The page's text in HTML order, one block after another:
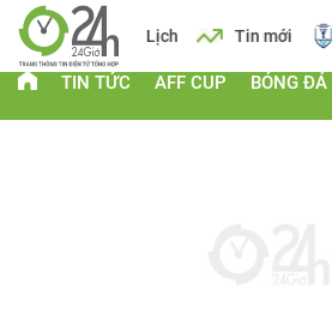
Lịch Tin mới
TIN TỨC AFF CUP BÓNG ĐÁ